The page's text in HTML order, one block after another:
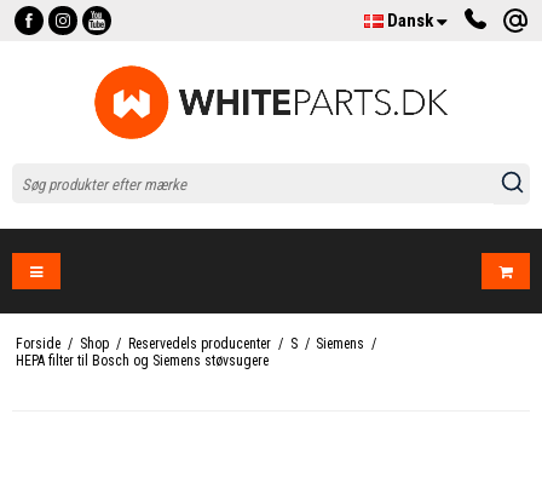
Dansk
Forside / Shop / Reservedels producenter / S / Siemens /
HEPA filter til Bosch og Siemens støvsugere